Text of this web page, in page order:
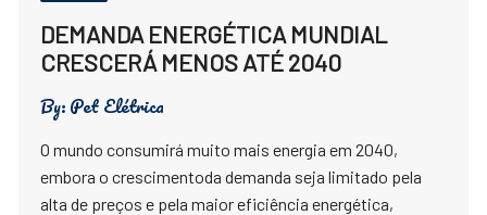
DEMANDA ENERGÉTICA MUNDIAL
CRESCERÁ MENOS ATÉ 2040
By:Pet Elétrica
O mundo consumirá muito mais energia em 2040,
embora o crescimentoda demanda seja limitado pela
alta de preços e pela maior eficiência energética,